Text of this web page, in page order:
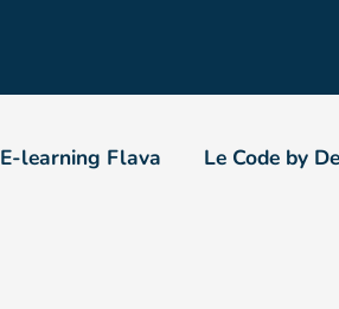
E-learning Flava Le Code by